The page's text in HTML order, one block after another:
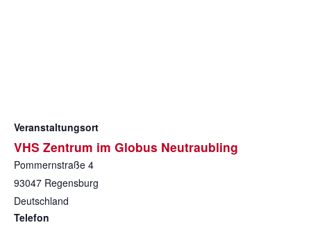
Veranstaltungsort
VHS Zentrum im Globus Neutraubling
Pommernstraße 4
93047 Regensburg
Deutschland
Telefon